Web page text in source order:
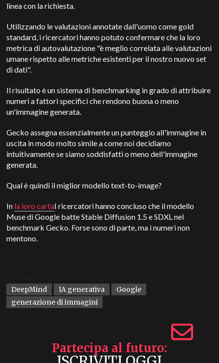
linea con la richiesta.
Utilizzando le valutazioni annotate dall'uomo come gold
standard, i ricercatori hanno potuto confermare che la loro
metrica di autovalutazione "è meglio correlata alle valutazioni
umane rispetto alle metriche esistenti per il nostro nuovo set
di dati".
Il risultato è un sistema di benchmarking in grado di attribuire
numeri a fattori specifici che rendono buona o meno
un'immagine generata.
Gecko assegna essenzialmente un punteggio all'immagine in
uscita in modo molto simile a come noi decidiamo
intuitivamente se siamo soddisfatti o meno dell'immagine
generata.
Qual è quindi il miglior modello text-to-image?
In la loro cartaI ricercatori hanno concluso che il modello
Muse di Google batte Stable Diffusion 1.5 e SDXL nel
benchmark Gecko. Forse sono di parte, ma i numeri non
mentono.
DeepMind IA generativa
Google
generazione di immagini
Partecipa al futuro